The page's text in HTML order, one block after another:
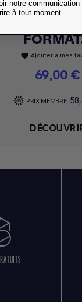
Achat express
SAC À
favorite Ajouter à mes
Prix
69,00 €
PRIX MEMBRE
notre communication
à tout moment.